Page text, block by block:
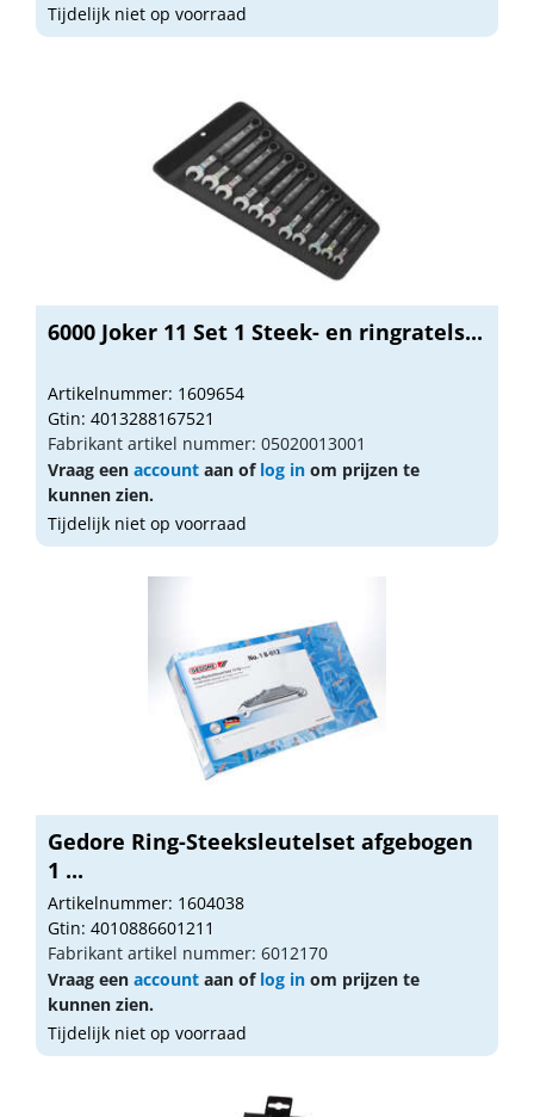
Tijdelijk niet op voorraad
6000 Joker 11 Set 1 Steek- en ringratels...
Artikelnummer: 1609654
Gtin: 4013288167521
Fabrikant artikel nummer: 05020013001
Vraag een account aan of log in om prijzen te
kunnen zien.
Tijdelijk niet op voorraad
Gedore Ring-Steeksleutelset afgebogen
1 ...
Artikelnummer: 1604038
Gtin: 4010886601211
Fabrikant artikel nummer: 6012170
Vraag een account aan of log in om prijzen te
kunnen zien.
Tijdelijk niet op voorraad